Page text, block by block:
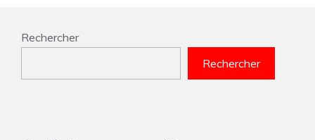
Rechercher
Rechercher